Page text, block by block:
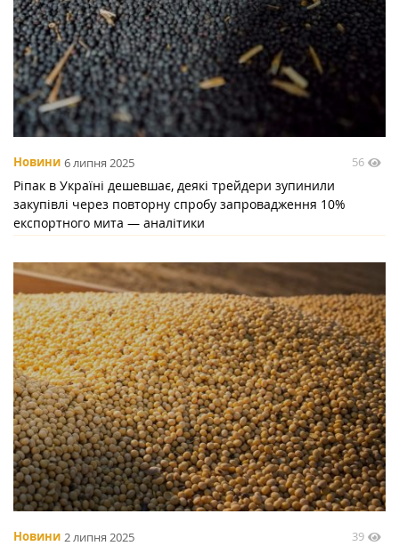
Новини 6 липня 2025 56
Ріпак в Україні дешевшає, деякі трейдери зупинили
закупівлі через повторну спробу запровадження 10%
експортного мита — аналітики
Новини 2 липня 2025 39